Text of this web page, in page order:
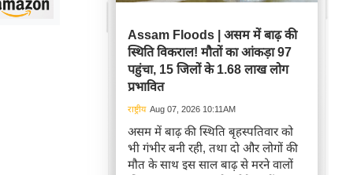
Assam Floods | असम में बाढ़ की
स्थिति विकराल! मौतों का आंकड़ा 97
पहुंचा, 15 जिलों के 1.68 लाख लोग
प्रभावित
राष्ट्रीय Aug 07, 2026 10:11AM
असम में बाढ़ की स्थिति बृहस्पतिवार को
भी गंभीर बनी रही, तथा दो और लोगों की
मौत के साथ इस साल बाढ़ से मरने वालों